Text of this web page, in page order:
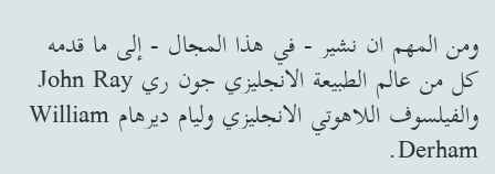
ومن المهم ان نشير - في هذا المجال - إلى ما قدمه
كل من عالم الطبيعة الانجليزي جون ري John Ray
والفيلسوف اللاهوتي الانجليزي وليام ديرهام William
Derham.